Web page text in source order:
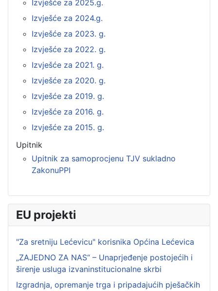
Izvješće za 2025.g.
Izvješće za 2024.g.
Izvješće za 2023. g.
Izvješće za 2022. g.
Izvješće za 2021. g.
Izvješće za 2020. g.
Izvješće za 2019. g.
Izvješće za 2016. g.
Izvješće za 2015. g.
Upitnik
Upitnik za samoprocjenu TJV sukladno
ZakonuPPI
EU projekti
"Za sretniju Lećevicu" korisnika Općina Lećevica
„ZAJEDNO ZA NAS“ – Unaprjeđenje postojećih i
širenje usluga izvaninstitucionalne skrbi
Izgradnja, opremanje trga i pripadajućih pješačkih